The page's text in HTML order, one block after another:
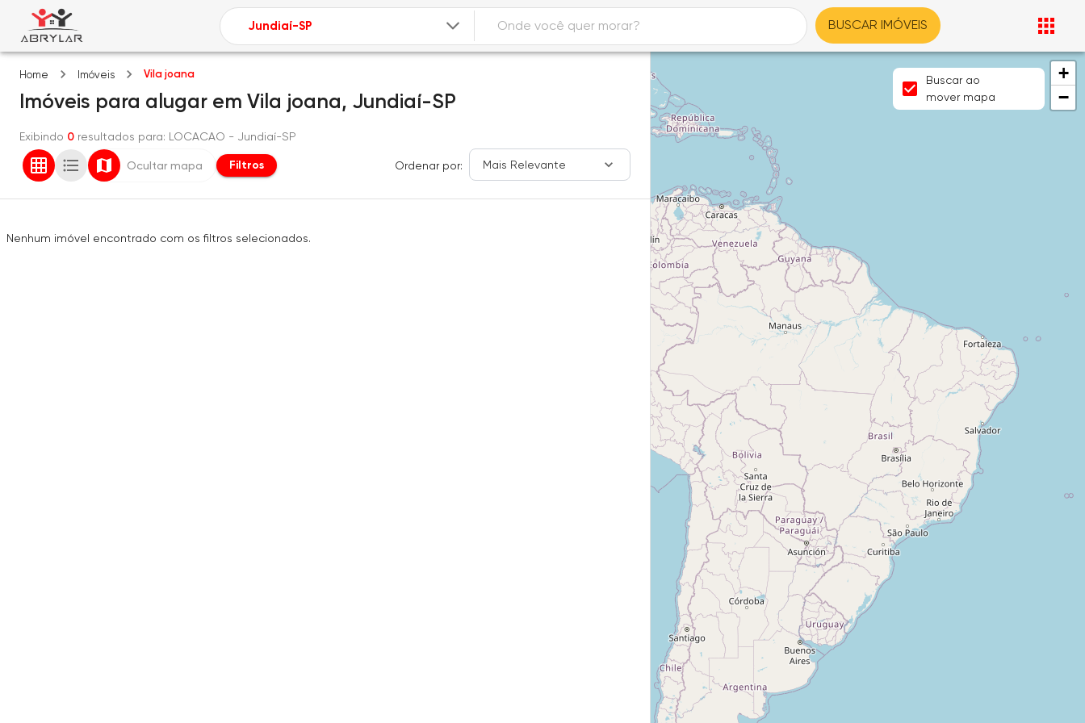
BUSCAR IMÓVEIS
Home Imóveis Vila joana
Imóveis para alugar em Vila joana, Jundiaí-SP
Exibindo 0 resultados para: LOCACAO - Jundiaí-SP
Ocultar mapa Filtros Ordenar por: Mais Relevante
Nenhum imóvel encontrado com os filtros selecionados.
+
−
Buscar ao
mover mapa